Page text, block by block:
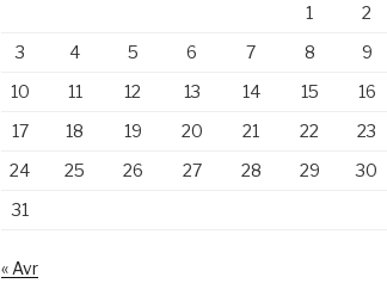
1
2
3
4 5 6 7 8
9
10
11 12 13 14 15
16
17
18 19 20 21 22
23
24
25 26 27 28 29
30
31
« Avr